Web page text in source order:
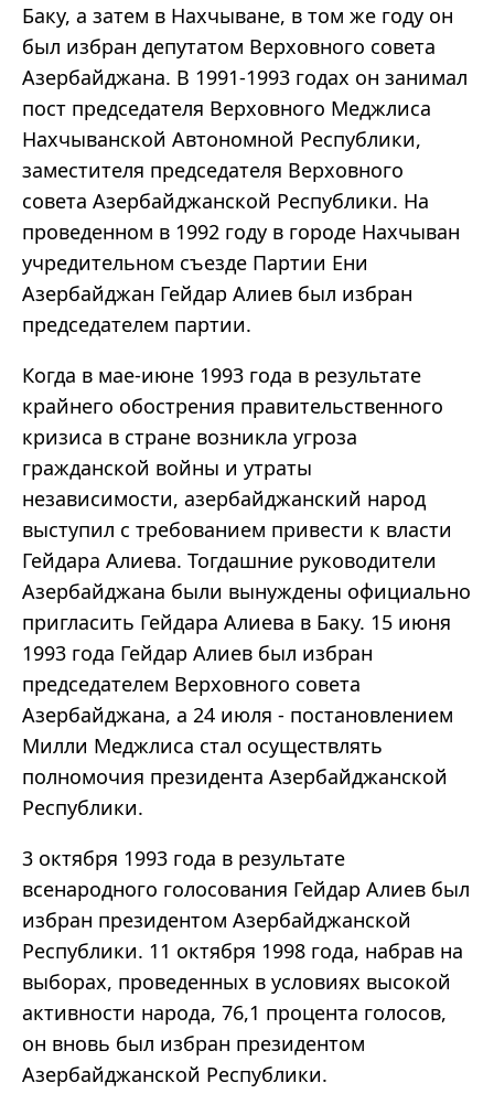
Баку, а затем в Нахчыване, в том же году он
был избран депутатом Верховного совета
Азербайджана. В 1991-1993 годах он занимал
пост председателя Верховного Меджлиса
Нахчыванской Автономной Республики,
заместителя председателя Верховного
совета Азербайджанской Республики. На
проведенном в 1992 году в городе Нахчыван
учредительном съезде Партии Ени
Азербайджан Гейдар Алиев был избран
председателем партии.
Когда в мае-июне 1993 года в результате
крайнего обострения правительственного
кризиса в стране возникла угроза
гражданской войны и утраты
независимости, азербайджанский народ
выступил с требованием привести к власти
Гейдара Алиева. Тогдашние руководители
Азербайджана были вынуждены официально
пригласить Гейдара Алиева в Баку. 15 июня
1993 года Гейдар Алиев был избран
председателем Верховного совета
Азербайджана, а 24 июля - постановлением
Милли Меджлиса стал осуществлять
полномочия президента Азербайджанской
Республики.
3 октября 1993 года в результате
всенародного голосования Гейдар Алиев был
избран президентом Азербайджанской
Республики. 11 октября 1998 года, набрав на
выборах, проведенных в условиях высокой
активности народа, 76,1 процента голосов,
он вновь был избран президентом
Азербайджанской Республики.